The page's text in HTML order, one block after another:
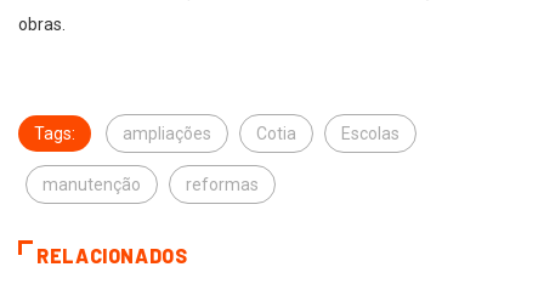
obras.
Tags: ampliações Cotia Escolas
manutenção reformas
RELACIONADOS